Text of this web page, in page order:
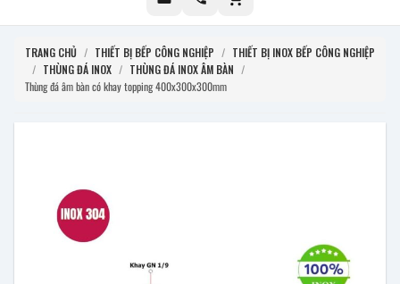
TRANG CHỦ / THIẾT BỊ BẾP CÔNG NGHIỆP / THIẾT BỊ INOX BẾP CÔNG NGHIỆP
/ THÙNG ĐÁ INOX / THÙNG ĐÁ INOX ÂM BÀN /
Thùng đá âm bàn có khay topping 400x300x300mm